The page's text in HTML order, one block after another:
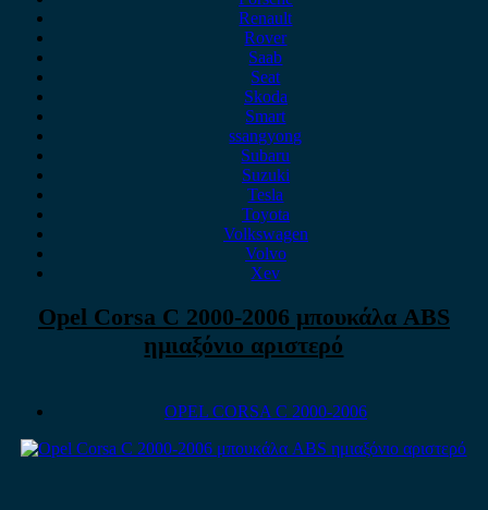
Renault
Rover
Saab
Seat
Skoda
Smart
ssangyong
Subaru
Suzuki
Tesla
Toyota
Volkswagen
Volvo
Xev
Opel Corsa C 2000-2006 μπουκάλα ABS
ημιαξόνιο αριστερό
OPEL CORSA C 2000-2006